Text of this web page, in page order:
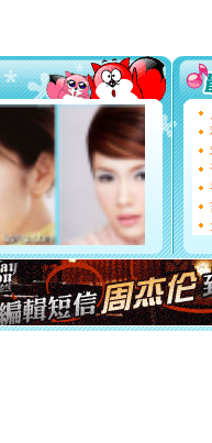
你太多，
要平安！
[圣诞节]
能正大
都要快乐
[圣诞节]
如意,快
[元旦]
看
断电。
你是我
[元旦]
起；二是
离。水晶
[元旦]当
泣，这痛
卖了。水